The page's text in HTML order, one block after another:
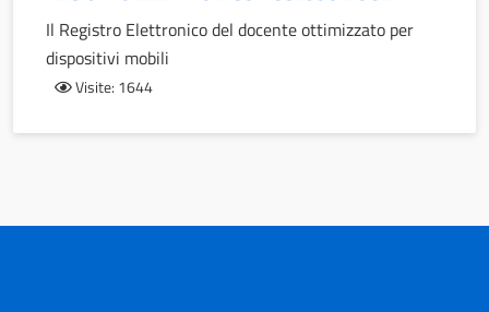
Il Registro Elettronico del docente ottimizzato per
dispositivi mobili
Visite: 1644